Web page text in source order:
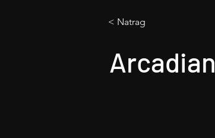
< Natrag
Arcadian